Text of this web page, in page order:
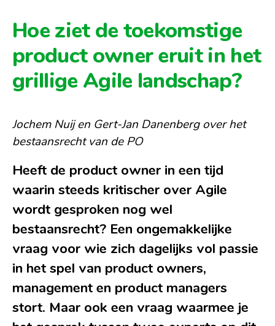
Hoe ziet de toekomstige
product owner eruit in het
grillige Agile landschap?
Jochem Nuij en Gert-Jan Danenberg over het
bestaansrecht van de PO
Heeft de product owner in een tijd
waarin steeds kritischer over Agile
wordt gesproken nog wel
bestaansrecht? Een ongemakkelijke
vraag voor wie zich dagelijks vol passie
in het spel van product owners,
management en product managers
stort. Maar ook een vraag waarmee je